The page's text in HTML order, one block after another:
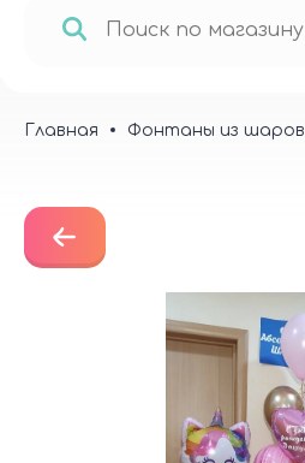
Главная Фонтаны из шаров